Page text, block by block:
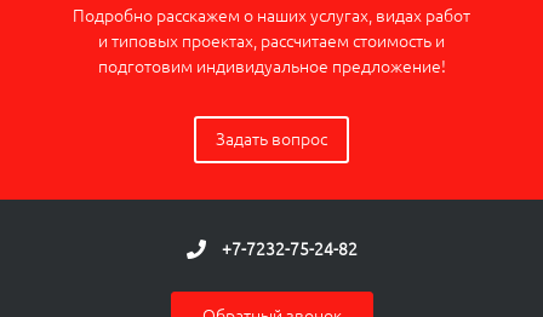
Подробно расскажем о наших услугах, видах работ
и типовых проектах, рассчитаем стоимость и
подготовим индивидуальное предложение!
Задать вопрос
+7-7232-75-24-82